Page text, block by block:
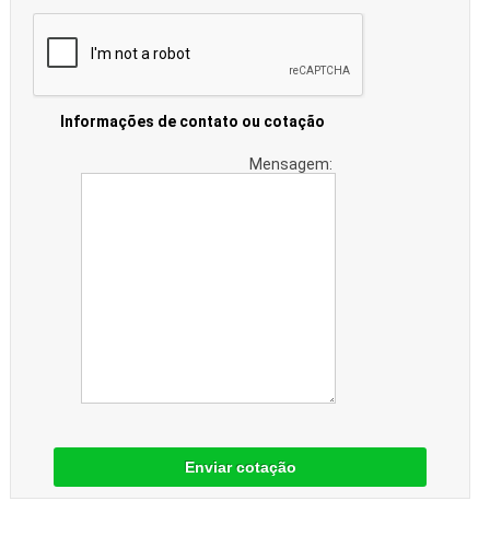
Informações de contato ou cotação
Mensagem:
Enviar cotação